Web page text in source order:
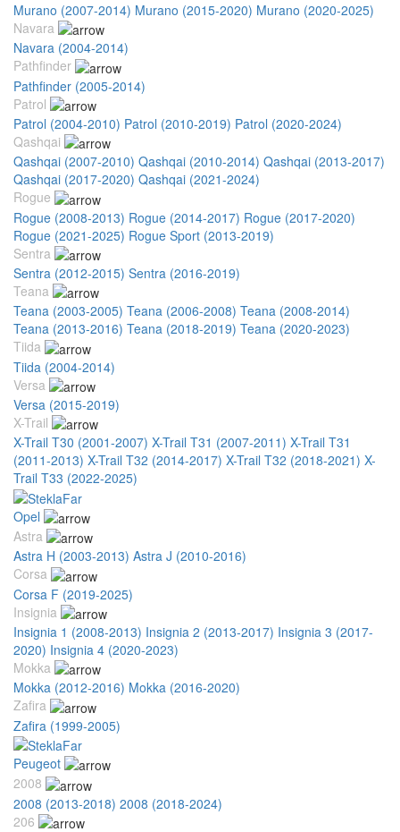
Murano (2007-2014) Murano (2015-2020) Murano (2020-2025)
Navara
Navara (2004-2014)
Pathfinder
Pathfinder (2005-2014)
Patrol
Patrol (2004-2010) Patrol (2010-2019) Patrol (2020-2024)
Qashqai
Qashqai (2007-2010) Qashqai (2010-2014) Qashqai (2013-2017)
Qashqai (2017-2020) Qashqai (2021-2024)
Rogue
Rogue (2008-2013) Rogue (2014-2017) Rogue (2017-2020)
Rogue (2021-2025) Rogue Sport (2013-2019)
Sentra
Sentra (2012-2015) Sentra (2016-2019)
Teana
Teana (2003-2005) Teana (2006-2008) Teana (2008-2014)
Teana (2013-2016) Teana (2018-2019) Teana (2020-2023)
Tiida
Tiida (2004-2014)
Versa
Versa (2015-2019)
X-Trail
X-Trail T30 (2001-2007) X-Trail T31 (2007-2011) X-Trail T31
(2011-2013) X-Trail T32 (2014-2017) X-Trail T32 (2018-2021) X-
Trail T33 (2022-2025)
Opel
Astra
Astra H (2003-2013) Astra J (2010-2016)
Corsa
Corsa F (2019-2025)
Insignia
Insignia 1 (2008-2013) Insignia 2 (2013-2017) Insignia 3 (2017-
2020) Insignia 4 (2020-2023)
Mokka
Mokka (2012-2016) Mokka (2016-2020)
Zafira
Zafira (1999-2005)
Peugeot
2008
2008 (2013-2018) 2008 (2018-2024)
206